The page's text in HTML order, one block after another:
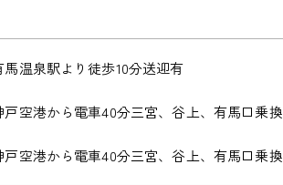
馬温泉駅より徒歩10分送迎有
戸空港から電車40分三宮、谷上、有馬口乗換
戸空港から電車40分三宮、谷上、有馬口乗換